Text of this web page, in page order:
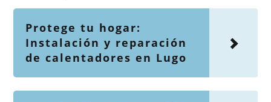
Protege tu hogar:
Instalación y reparación
de calentadores en Lugo